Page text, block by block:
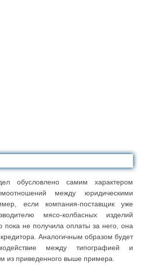
обусловлено самим характером
между юридическими
если компания-поставщик уже
мясо-колбасных изделий
пока не получила оплаты за него, она
кредитора. Аналогичным образом будет
между типографией и
из приведенного выше примера.